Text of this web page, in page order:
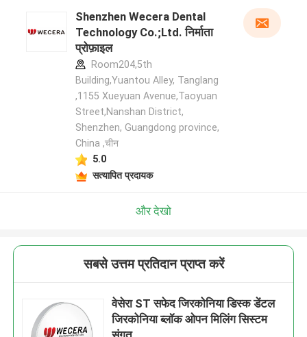
Shenzhen Wecera Dental
Technology Co.;Ltd. निर्माता
प्रोफ़ाइल
Room204,5th
Building,Yuantou Alley, Tanglang
,1155 Xueyuan Avenue,Taoyuan
Street,Nanshan District,
Shenzhen, Guangdong province,
China ,चीन
5.0
सत्यापित प्रदायक
और देखो
सबसे उत्तम प्रतिदान प्राप्त करें
वेसेरा ST सफेद जिरकोनिया डिस्क डेंटल
जिरकोनिया ब्लॉक ओपन मिलिंग सिस्टम